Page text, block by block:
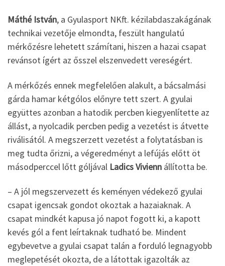
Máthé István, a Gyulasport NKft. kézilabdaszakágának
technikai vezetője elmondta, feszült hangulatú
mérkőzésre lehetett számítani, hiszen a hazai csapat
revánsot ígért az ősszel elszenvedett vereségért.
A mérkőzés ennek megfelelően alakult, a bácsalmási
gárda hamar kétgólos előnyre tett szert. A gyulai
együttes azonban a hatodik percben kiegyenlítette az
állást, a nyolcadik percben pedig a vezetést is átvette
riválisától. A megszerzett vezetést a folytatásban is
meg tudta őrizni, a végeredményt a lefújás előtt öt
másodperccel lőtt góljával Ladics Vivienn állította be.
– A jól megszervezett és keményen védekező gyulai
csapat igencsak gondot okoztak a hazaiaknak. A
csapat mindkét kapusa jó napot fogott ki, a kapott
kevés gól a fent leírtaknak tudható be. Mindent
egybevetve a gyulai csapat talán a forduló legnagyobb
meglepetését okozta, de a látottak igazolták az